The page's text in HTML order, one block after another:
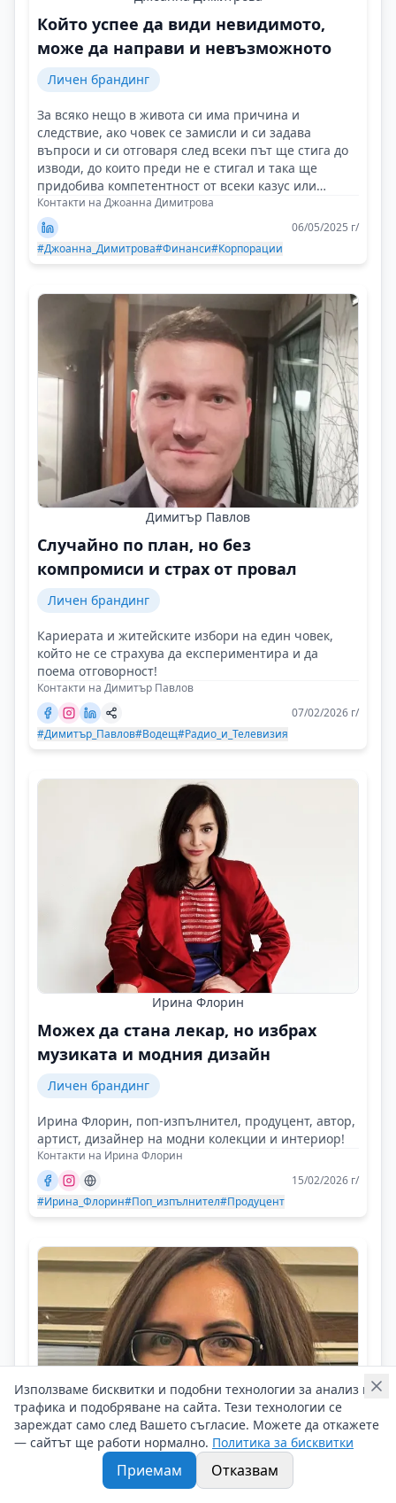
Който успее да види невидимото,
може да направи и невъзможното
Личен брандинг
За всяко нещо в живота си има причина и
следствие, ако човек се замисли и си задава
въпроси и си отговаря след всеки път ще стига до
изводи, до които преди не е стигал и така ще
придобива компетентност от всеки казус или
случай!
Контакти на Джоанна Димитрова
06/05/2025 г/
#Джоанна_Димитрова#Финанси#Корпорации
Димитър Павлов
Случайно по план, но без
компромиси и страх от провал
Личен брандинг
Кариерата и житейските избори на един човек,
който не се страхува да експериментира и да
поема отговорност!
Контакти на Димитър Павлов
07/02/2026 г/
#Димитър_Павлов#Водещ#Радио_и_Телевизия
Ирина Флорин
Можех да стана лекар, но избрах
музиката и модния дизайн
Личен брандинг
Ирина Флорин, поп-изпълнител, продуцент, автор,
артист, дизайнер на модни колекции и интериор!
Контакти на Ирина Флорин
15/02/2026 г/
#Ирина_Флорин#Поп_изпълнител#Продуцент
Росица Кавазова
Използваме бисквитки и подобни технологии за анализ на
трафика и подобряване на сайта. Тези технологии се
зареждат само след Вашето съгласие. Можете да откажете
— сайтът ще работи нормално. Политика за бисквитки
Приемам Отказвам